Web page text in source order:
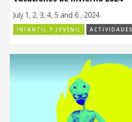
July 1, 2, 3, 4, 5 and 6 , 2024.
INFANTIL Y JUVENIL ACTIVIDADES